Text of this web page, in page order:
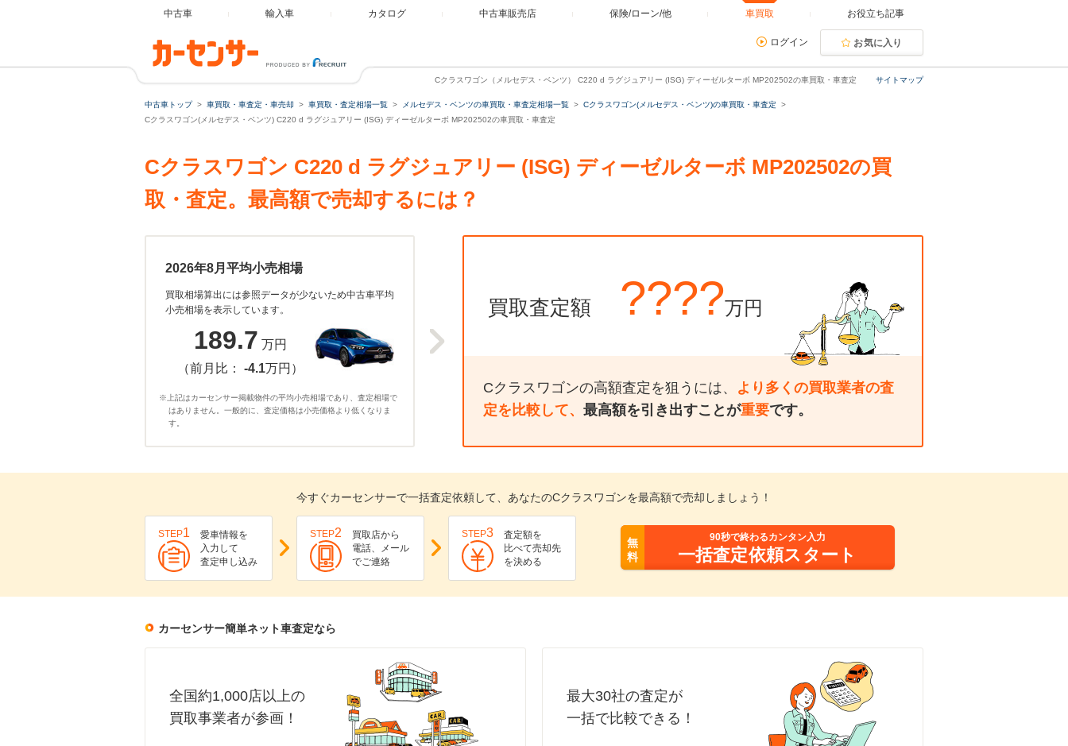
中古車 輸入車 カタログ 中古車販売店 保険/ローン/他 車買取 お役立ち記事
ログイン お気に入り
サイトマップ
Cクラスワゴン（メルセデス・ベンツ） C220 d ラグジュアリー (ISG) ディーゼルターボ MP202502の車買取・車査定
中古車トップ 車買取・車査定・車売却 車買取・査定相場一覧 メルセデス・ベンツの車買取・車査定相場一覧
Cクラスワゴン(メルセデス・ベンツ)の車買取・車査定
Cクラスワゴン(メルセデス・ベンツ) C220 d ラグジュアリー (ISG) ディーゼルターボ MP202502の車買取・車査定
Cクラスワゴン C220 d ラグジュアリー (ISG) ディーゼルターボ MP202502の買
取・査定。最高額で売却するには？
2026年8月平均小売相場
買取相場算出には参照データが少ないため中古車平均
小売相場を表示しています。
189.7 万円
（前月比： -4.1万円）
※上記はカーセンサー掲載物件の平均小売相場であり、査定相場で
はありません。一般的に、査定価格は小売価格より低くなりま
す。
買取査定額 ????万円
Cクラスワゴンの高額査定を狙うには、 より多くの買取業者の査
定を比較して、 最高額を引き出すことが重要です。
今すぐカーセンサーで一括査定依頼して、あなたのCクラスワゴンを最高額で売却しましょう！
STEP1
愛車情報を
入力して
査定申し込み
STEP2
買取店から
電話、メール
でご連絡
STEP3
査定額を
比べて売却先
を決める
無
料
90秒で終わるカンタン入力
一括査定依頼スタート
カーセンサー簡単ネット車査定なら
全国約1,000店以上の
買取事業者が参画！
最大30社の査定が
一括で比較できる！